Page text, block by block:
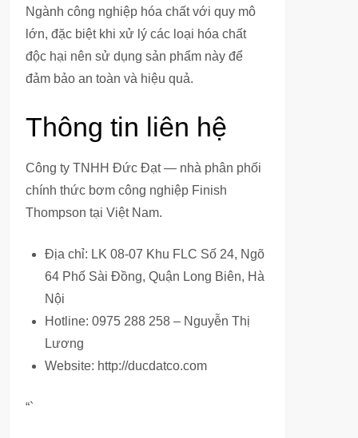
Ngành công nghiệp hóa chất với quy mô
lớn, đặc biệt khi xử lý các loại hóa chất
độc hại nên sử dụng sản phẩm này để
đảm bảo an toàn và hiệu quả.
Thông tin liên hệ
Công ty TNHH Đức Đạt — nhà phân phối
chính thức bơm công nghiệp Finish
Thompson tại Việt Nam.
Địa chỉ: LK 08-07 Khu FLC Số 24, Ngõ
64 Phố Sài Đồng, Quận Long Biên, Hà
Nội
Hotline: 0975 288 258 – Nguyễn Thị
Lương
Website: http://ducdatco.com
“`